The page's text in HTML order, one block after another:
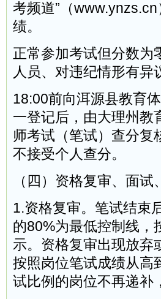
考频道”（
绩。
正常参加考试但分数为
人员、对违纪情形有异
18:00前向洱源县教育
一登记后，由大理州教
师考试（笔试）查分复
不接受个人查分。
（四）资格复审、面试
1.资格复审。笔试结束
的80%为最低控制线，
示。资格复审出现放弃
按照岗位笔试成绩从高
试比例的岗位不再递补